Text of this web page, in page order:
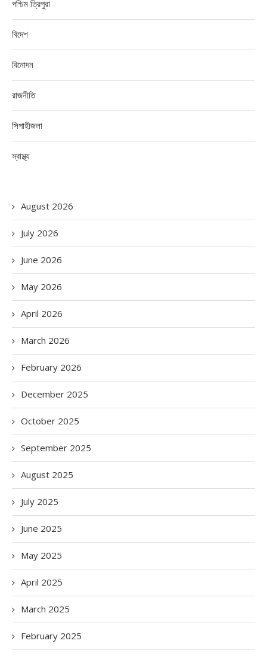
পশ্চিম ত্রিপুরা
বিদেশ
বিনোদন
রাজনীতি
সিপাহীজলা
স্বাস্থ্য
August 2026
July 2026
June 2026
May 2026
April 2026
March 2026
February 2026
December 2025
October 2025
September 2025
August 2025
July 2025
June 2025
May 2025
April 2025
March 2025
February 2025